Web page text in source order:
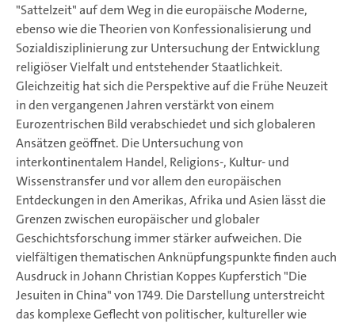
"Sattelzeit" auf dem Weg in die europäische Moderne,
ebenso wie die Theorien von Konfessionalisierung und
Sozialdisziplinierung zur Untersuchung der Entwicklung
religiöser Vielfalt und entstehender Staatlichkeit.
Gleichzeitig hat sich die Perspektive auf die Frühe Neuzeit
in den vergangenen Jahren verstärkt von einem
Eurozentrischen Bild verabschiedet und sich globaleren
Ansätzen geöffnet. Die Untersuchung von
interkontinentalem Handel, Religions-, Kultur- und
Wissenstransfer und vor allem den europäischen
Entdeckungen in den Amerikas, Afrika und Asien lässt die
Grenzen zwischen europäischer und globaler
Geschichtsforschung immer stärker aufweichen. Die
vielfältigen thematischen Anknüpfungspunkte finden auch
Ausdruck in Johann Christian Koppes Kupferstich "Die
Jesuiten in China" von 1749. Die Darstellung unterstreicht
das komplexe Geflecht von politischer, kultureller wie